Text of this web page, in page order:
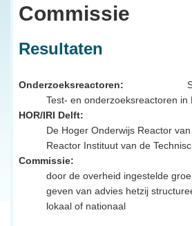
Commissie
Resultaten
Onderzoeksreactoren:
Test- en onderzoeksreactoren in
HOR/IRI Delft:
De Hoger Onderwijs Reactor
Reactor Instituut van de
Commissie:
door de overheid ingestelde
geven van advies hetzij
lokaal of nationaal